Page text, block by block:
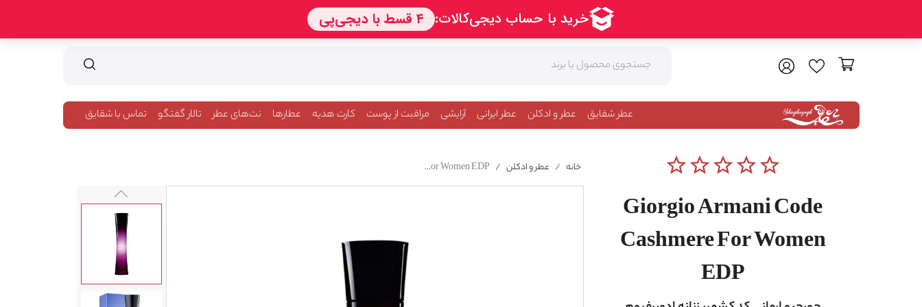
عطر شقایق عطر و ادکلن عطر ایرانی آرایشی مراقبت از پوست کارت هدیه عطارها نت‌های عطر تالار گفتگو تماس با شقایق
star_borderstar_borderstar_borderstar_borderstar_border
Giorgio Armani Code
Cashmere For Women
EDP
خانه / عطر و ادکلن /
Giorgio Armani Code Cashmere For Women EDP